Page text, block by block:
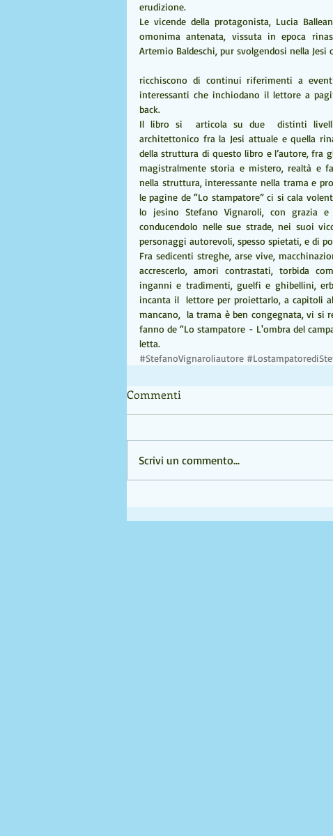
erudizione.
Le vicende della protagonista, Lucia
omonima antenata, vissuta in epoca
Artemio Baldeschi, pur svolgendosi nella Jesi
ricchiscono di continui riferimenti a
interessanti che inchiodano il lettore a
back.
Il libro si  articola su due  distinti
architettonico fra la Jesi attuale e quella
della struttura di questo libro e l’autore, fra
magistralmente storia e mistero, realtà e
nella struttura, interessante nella trama e
le pagine de “Lo stampatore” ci si cala
lo jesino Stefano Vignaroli, con grazia
conducendolo nelle sue strade, nei suoi
personaggi autorevoli, spesso spietati, e di
Fra sedicenti streghe, arse vive,
accrescerlo, amori contrastati, torbida
inganni e tradimenti, guelfi e ghibellini,
incanta il  lettore per proiettarlo, a capitoli
mancano,  la trama è ben congegnata, vi si
fanno de “Lo stampatore - L'ombra del
letta.
#StefanoVignaroliautore
Commenti
Scrivi un commento...